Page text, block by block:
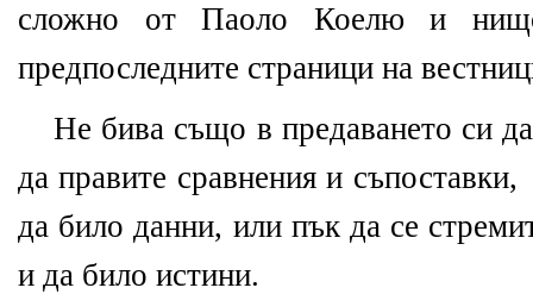
сложно от Паоло Коелю и
предпоследните страници на
Не бива също в предаването си
да правите сравнения и
да било данни, или пък да се
и да било истини.